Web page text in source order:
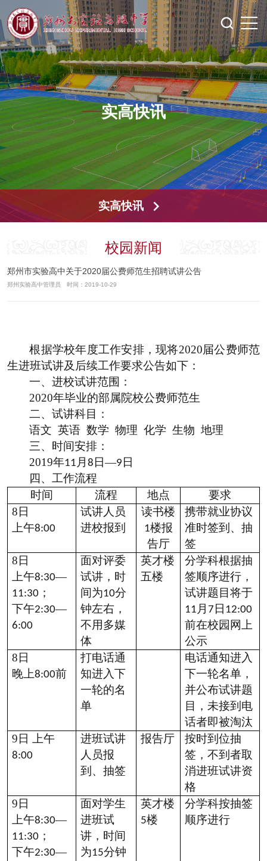
实高快讯
实高快讯
校园新闻
郑州市实验高中关于2020届公费师范生招聘试讲公告
郑州实验高中管理员 时间：2019-10-29
根据学校年度工作安排，现将2020届公费师范
生进班试讲及后续工作要求公告如下：
一、进校试讲范围：
2020年毕业的部属院校公费师范生
二、试讲科目：
语文 英语 数学 物理 化学 生物 地理
三、 时间安排：
2019年11 月8 日—9 日
四、 工作流程
时间
流程 地点
要求
8日
上午8:00
试讲人员
进校报到
读书楼
1楼报
告厅
携带就业协议
准时签到、抽
签
8日
上午8:30—
11:30 ；
下午2:30—
6:00
面对评委
试讲，时
间为10分
钟左右，
不用多媒
体
英才楼
五楼
分学科根据抽
签顺序进行，
试讲题目将于
11 月 7 日 12:00
前在校园网上
公示
8日
晚上8:00前
打电话通
知进入下
一轮的名
单
电话通知进入
下一轮名单，
并公布试讲题
目，未接到电
话者即被淘汰
9日 上午
8:00
进班试讲
人员报
到、抽签
报告厅
按时到位抽
签，不到者取
消进班试讲资
格
9日
上午8:30—
11:30 ；
下午2:30—
面对学生
进班试
讲，时间
为15分钟
英才楼
5楼
分学科按抽签
顺序进行